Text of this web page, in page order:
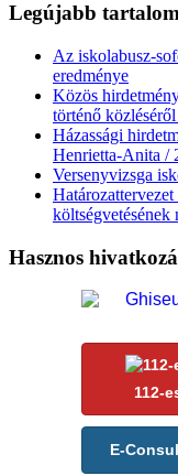
Legújabb tartalom
Az iskolabusz-
eredménye
Közös
történő
Házassági
Henrietta-Anita /
Versenyvizsga
költségvetésének
Hasznos
112-
E-